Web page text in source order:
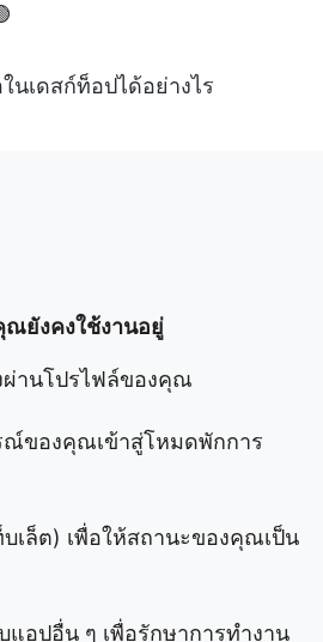
นเดสก์ท็อปได้อย่างไร
ณยังคงใช้งานอยู่
ผ่านโปรไฟล์ของคุณ
ณ์ของคุณเข้าสู่โหมดพักการ
เล็ต) เพื่อให้สถานะของคุณเป็น
อปอื่น ๆ เพื่อรักษาการทำงาน